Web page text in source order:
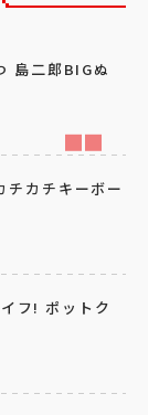
島二郎BIGぬ
チカチキーボー
フ! ポットク